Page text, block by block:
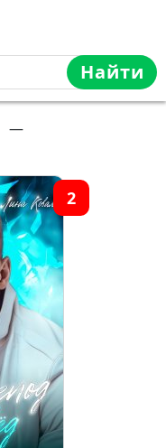
Найти
—
2